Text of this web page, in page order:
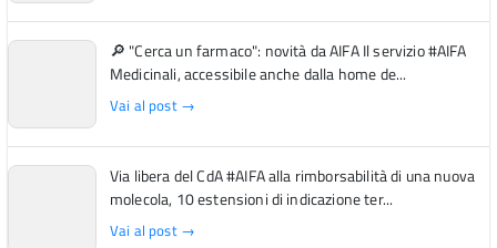
🔎 "Cerca un farmaco": novità da AIFA Il servizio #AIFA
Medicinali, accessibile anche dalla home de...
Vai al post →
Via libera del CdA #AIFA alla rimborsabilità di una nuova
molecola, 10 estensioni di indicazione ter...
Vai al post →